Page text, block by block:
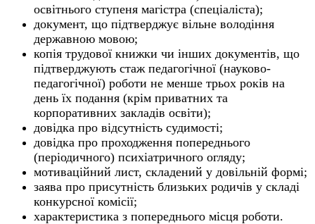
освітнього ступеня магістра (спеціаліста);
документ, що підтверджує вільне володіння
державною мовою;
копія трудової книжки чи інших документів, що
підтверджують стаж педагогічної (науково-
педагогічної) роботи не менше трьох років на
день їх подання (крім приватних та
корпоративних закладів освіти);
довідка про відсутність судимості;
довідка про проходження попереднього
(періодичного) психіатричного огляду;
мотиваційний лист, складений у довільній формі;
заява про присутність близьких родичів у складі
конкурсної комісії;
характеристика з попереднього місця роботи.